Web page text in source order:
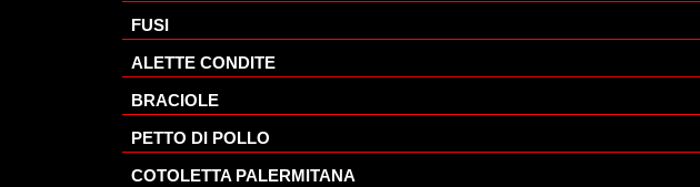
FUSI
ALETTE CONDITE
BRACIOLE
PETTO DI POLLO
COTOLETTA PALERMITANA